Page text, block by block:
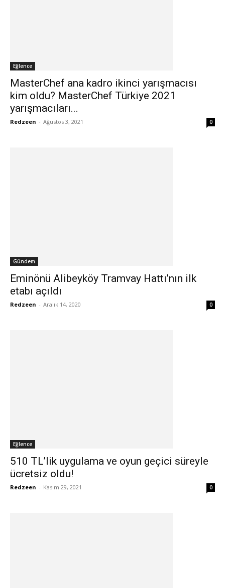
Eğlence
MasterChef ana kadro ikinci yarışmacısı
kim oldu? MasterChef Türkiye 2021
yarışmacıları...
Redzeen - Ağustos 3, 2021 0
Gündem
Eminönü Alibeyköy Tramvay Hattı’nın ilk
etabı açıldı
Redzeen - Aralık 14, 2020 0
Eğlence
510 TL’lik uygulama ve oyun geçici süreyle
ücretsiz oldu!
Redzeen - Kasım 29, 2021 0